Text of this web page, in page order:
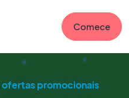
Comece
ofertas promocionais